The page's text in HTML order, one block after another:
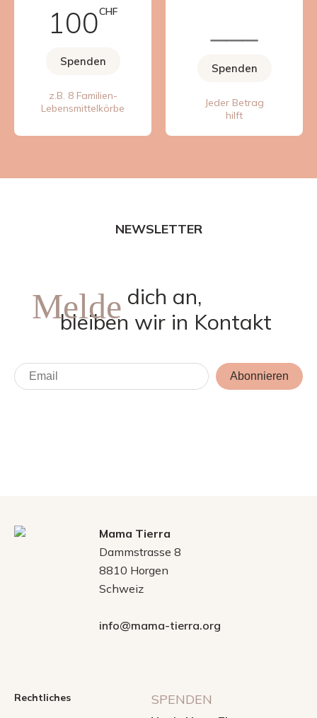
100CHF
Spenden
z.B. 8 Familien-
Lebensmittelkörbe
Spenden
Jeder Betrag
hilft
NEWSLETTER
Melde dich an,
bleiben wir in Kontakt
Abonnieren
Mama Tierra
Dammstrasse 8
8810 Horgen
Schweiz
info@mama-tierra.org
Rechtliches SPENDEN